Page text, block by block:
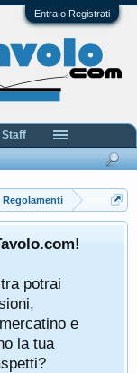
Entra o Registrati
Regolamenti
potrai
e
la tua
Staff